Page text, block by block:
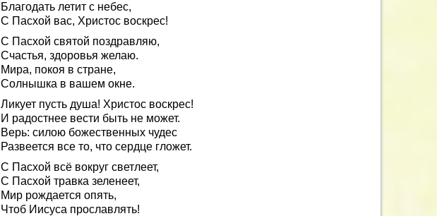
Благодать летит с небес,
С Пасхой вас, Христос воскрес!
С Пасхой святой поздравляю,
Счастья, здоровья желаю.
Мира, покоя в стране,
Солнышка в вашем окне.
Ликует пусть душа! Христос воскрес!
И радостнее вести быть не может.
Верь: силою божественных чудес
Развеется все то, что сердце гложет.
С Пасхой всё вокруг светлеет,
С Пасхой травка зеленеет,
Мир рождается опять,
Чтоб Иисуса прославлять!